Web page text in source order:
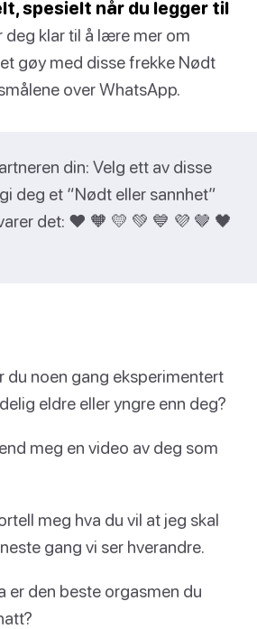
spesielt når du legger til
deg klar til å lære mer om
gøy med disse frekke Nødt
over WhatsApp.
din: Velg ett av disse
deg et “Nødt eller sannhet”
det: ❤️ 🧡 💛 💚 💙 💜 🤎 🖤
du noen gang eksperimentert
eldre eller yngre enn deg?
meg en video av deg som
meg hva du vil at jeg skal
gang vi ser hverandre.
er den beste orgasmen du